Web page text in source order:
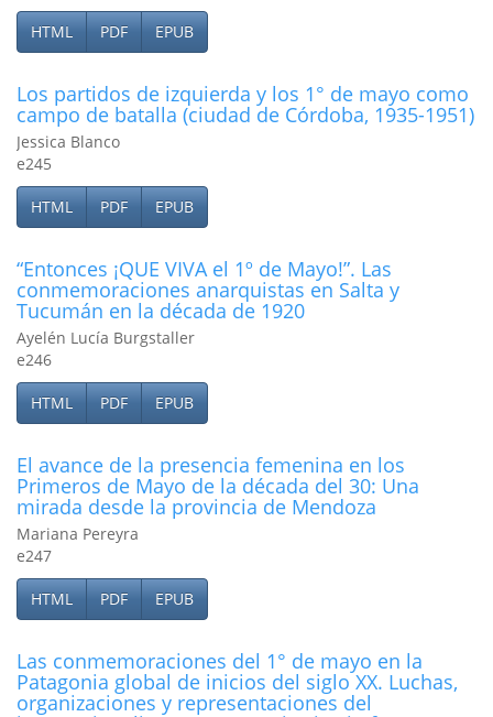
HTML PDF EPUB
Los partidos de izquierda y los 1° de mayo como
campo de batalla (ciudad de Córdoba, 1935-1951)
Jessica Blanco
e245
HTML PDF EPUB
“Entonces ¡QUE VIVA el 1º de Mayo!”. Las
conmemoraciones anarquistas en Salta y
Tucumán en la década de 1920
Ayelén Lucía Burgstaller
e246
HTML PDF EPUB
El avance de la presencia femenina en los
Primeros de Mayo de la década del 30: Una
mirada desde la provincia de Mendoza
Mariana Pereyra
e247
HTML PDF EPUB
Las conmemoraciones del 1° de mayo en la
Patagonia global de inicios del siglo XX. Luchas,
organizaciones y representaciones del